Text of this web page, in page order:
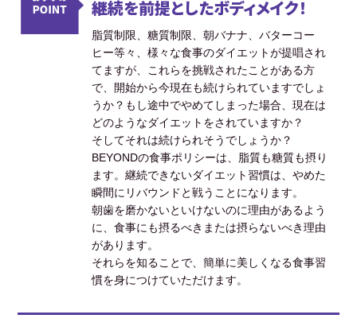
継続を前提としたボディメイク！
脂質制限、糖質制限、朝バナナ、バターコー
ヒー等々、様々な食事のダイエットが提唱され
てますが、これらを挑戦されたことがある方
で、開始から今現在も続けられていますでしょ
うか？もし途中でやめてしまった場合、現在は
どのようなダイエットをされていますか？
そしてそれは続けられそうでしょうか？
BEYONDの食事ポリシーは、脂質も糖質も摂り
ます。継続できないダイエット習慣は、やめた
瞬間にリバウンドと戦うことになります。
朝歯を磨かないといけないのに理由があるよう
に、食事にも摂るべきまたは摂らないべき理由
があります。
それらを知ることで、簡単に美しくなる食事習
慣を身につけていただけます。